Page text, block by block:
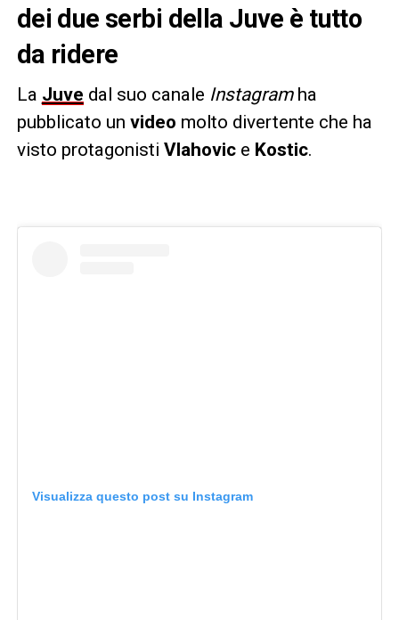
dei due serbi della Juve è tutto
da ridere
La Juve dal suo canale Instagramha
pubblicato un video molto divertente che ha
visto protagonisti Vlahovice Kostic.
Visualizza questo post su Instagram